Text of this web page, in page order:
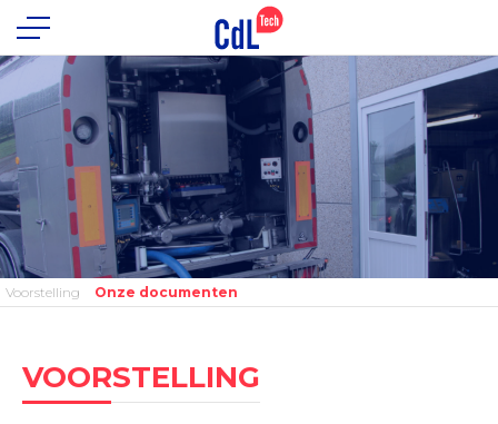
Voorstelling Onze documenten
VOORSTELLING